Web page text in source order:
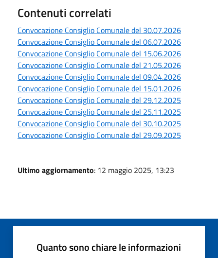
Contenuti correlati
Convocazione Consiglio Comunale del 30.07.2026
Convocazione Consiglio Comunale del 06.07.2026
Convocazione Consiglio Comunale del 15.06.2026
Convocazione Consiglio Comunale del 21.05.2026
Convocazione Consiglio Comunale del 09.04.2026
Convocazione Consiglio Comunale del 15.01.2026
Convocazione Consiglio Comunale del 29.12.2025
Convocazione Consiglio Comunale del 25.11.2025
Convocazione Consiglio Comunale del 30.10.2025
Convocazione Consiglio Comunale del 29.09.2025
Ultimo aggiornamento: 12 maggio 2025, 13:23
Quanto sono chiare le informazioni